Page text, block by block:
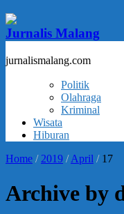
Jurnalis Malang
jurnalismalang.com
Politik
Olahraga
Kriminal
Wisata
Hiburan
Home /2019 /April / 17
Archive by